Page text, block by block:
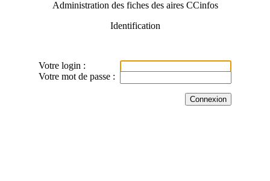
Administration des fiches des aires CCinfos
Identification
Votre login :
Votre mot de passe :